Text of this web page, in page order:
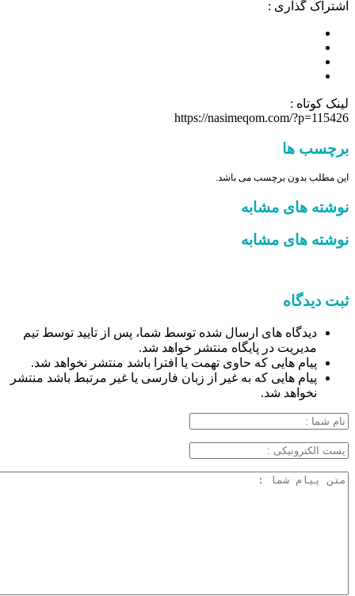
اشتراک گذاری :
لینک کوتاه :
https://nasimeqom.com/?p=115426
برچسب ها
این مطلب بدون برچسب می باشد.
نوشته های مشابه
نوشته های مشابه
ثبت دیدگاه
دیدگاه های ارسال شده توسط شما، پس از تایید توسط تیم
مدیریت در پایگاه منتشر خواهد شد.
پیام هایی که حاوی تهمت یا افترا باشد منتشر نخواهد شد.
پیام هایی که به غیر از زبان فارسی یا غیر مرتبط باشد منتشر
نخواهد شد.